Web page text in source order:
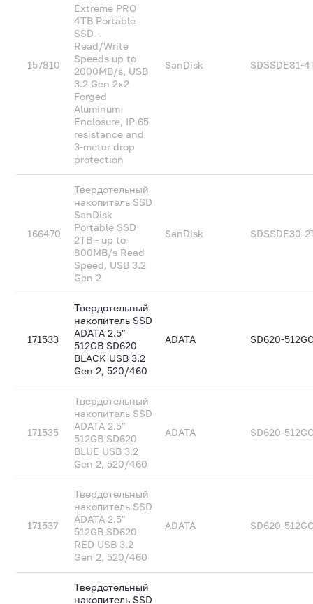
157810
Extreme PRO
4TB Portable
SSD -
Read/Write
Speeds up to
2000MB/s, USB
3.2 Gen 2x2
Forged
Aluminum
Enclosure, IP 65
resistance and
3-meter drop
protection
SanDisk SDSSDE81-
166470
Твердотельный
накопитель SSD
SanDisk
Portable SSD
2TB - up to
800MB/s Read
Speed, USB 3.2
Gen 2
SanDisk SDSSDE30-
171533
Твердотельный
накопитель SSD
ADATA 2.5"
512GB SD620
BLACK USB 3.2
Gen 2, 520/460
ADATA SD620-
171535
Твердотельный
накопитель SSD
ADATA 2.5"
512GB SD620
BLUE USB 3.2
Gen 2, 520/460
ADATA SD620-
171537
Твердотельный
накопитель SSD
ADATA 2.5"
512GB SD620
RED USB 3.2
Gen 2, 520/460
ADATA SD620-
Твердотельный
накопитель SSD